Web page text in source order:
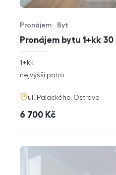
Pronájem bytu 1+kk
Typ nabídky
Pronájem
Typ nemovitosti
Byt
rozměry
dispozice
1+kk
funkce
nejvyšší patro
adresa
ul. Palackého, Ostrava
cena
6 700 Kč